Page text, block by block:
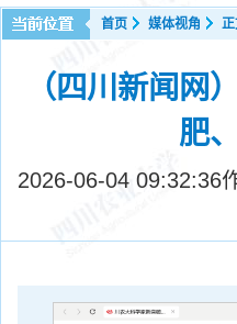
首页 媒体视角
（四川新闻网
肥
2026-06-04 09:32:36